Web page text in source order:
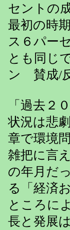
セントの
最初の時
ス６パー
とも同じ
ン 賛成/
「過去２
状況は悲
章で環境
雑把に言
の年月だ
る「経済
ところに
長と発展